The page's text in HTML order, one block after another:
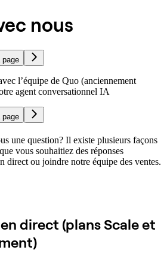
nous
page
l’équipe de Quo (anciennement
agent conversationnel IA
page
une question? Il existe plusieurs façons
vous souhaitiez des réponses
direct ou joindre notre équipe des ventes.
direct (plans Scale et